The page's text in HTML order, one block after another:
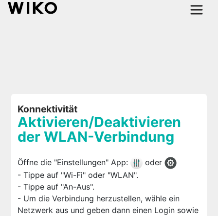
Konnektivität
Aktivieren/Deaktivieren
der WLAN-Verbindung
Öffne die "Einstellungen" App:
oder
- Tippe auf "Wi-Fi" oder "WLAN".
- Tippe auf "An-Aus".
- Um die Verbindung herzustellen, wähle ein
Netzwerk aus und geben dann einen Login sowie